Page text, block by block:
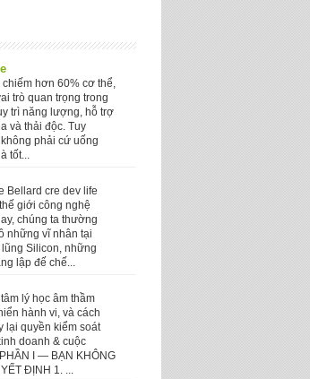
hơn 60% cơ thể,
trò quan trọng trong
trì năng lượng, hỗ trợ
và thải độc. Tuy
phải cứ uống
tốt...
Bellard cre dev life
giới công nghệ
chúng ta thường
những vĩ nhân tại
Silicon, những
lập đế chế...
lý học âm thầm
hành vi, và cách
lại quyền kiểm soát
doanh & cuộc
I — BẠN KHÔNG
ĐỊNH 1. ...